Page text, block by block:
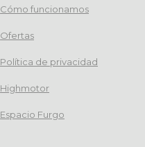
Cómo funcionamos
Ofertas
Política de privacidad
Highmotor
Espacio Furgo